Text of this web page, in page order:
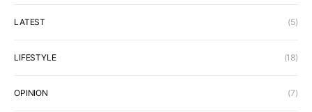
LATEST (5)
LIFESTYLE (18)
OPINION (7)